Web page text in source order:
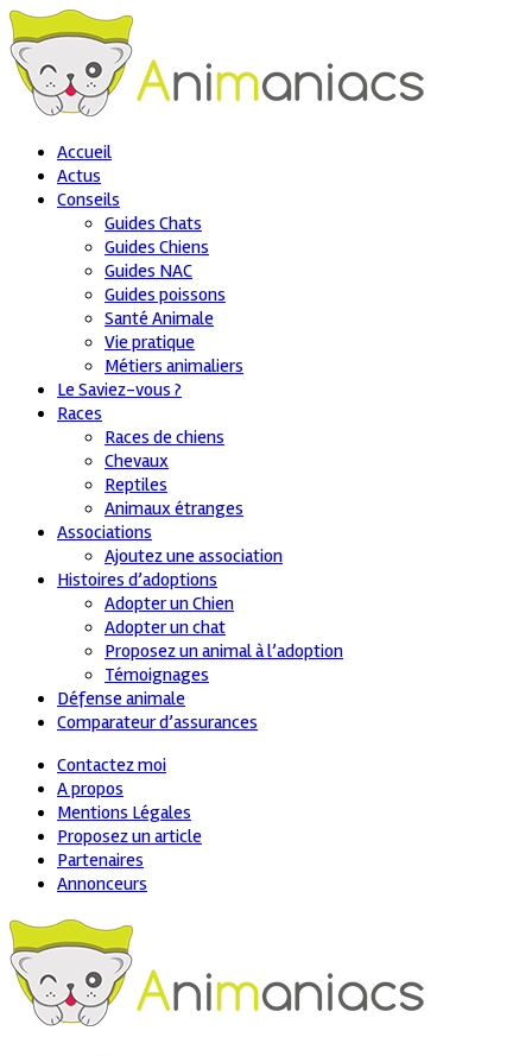
Accueil
Actus
Conseils
Guides Chats
Guides Chiens
Guides NAC
Guides poissons
Santé Animale
Vie pratique
Métiers animaliers
Le Saviez-vous ?
Races
Races de chiens
Chevaux
Reptiles
Animaux étranges
Associations
Ajoutez une association
Histoires d’adoptions
Adopter un Chien
Adopter un chat
Proposez un animal à l’adoption
Témoignages
Défense animale
Comparateur d’assurances
Contactez moi
A propos
Mentions Légales
Proposez un article
Partenaires
Annonceurs